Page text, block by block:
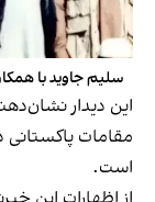
سلیم جاوید با
این دیدار
مقامات
است.